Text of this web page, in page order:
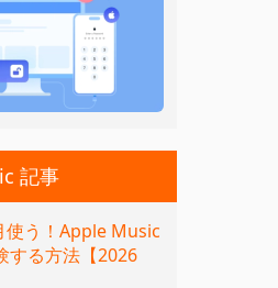
記事
使う！Apple Music
する方法【2026